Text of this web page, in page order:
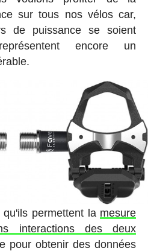
sur tous nos vélos car,
de puissance se soient
encore un
permettent la mesure
interactions des deux
pour obtenir des données